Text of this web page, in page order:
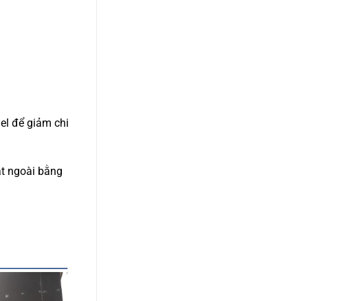
để giảm chi
ngoài bằng